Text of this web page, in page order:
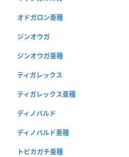
オドガロン亜種
ジンオウガ
ジンオウガ亜種
ティガレックス
ティガレックス亜種
ディノバルド
ディノバルド亜種
トビカガチ亜種